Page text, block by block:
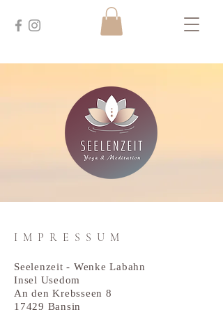
IMPRESSUM
Seelenzeit - Wenke Labahn
Insel Usedom
An den Krebsseen 8
17429 Bansin